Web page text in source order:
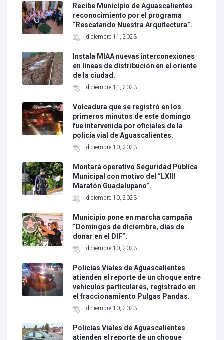
Recibe Municipio de Aguascalientes
reconocimiento por el programa
“Rescatando Nuestra Arquitectura”.
diciembre 11, 2023
Instala MIAA nuevas interconexiones
en líneas de distribución en el oriente
de la ciudad.
diciembre 11, 2023
Volcadura que se registró en los
primeros minutos de este domingo
fue intervenida por oficiales de la
policía vial de Aguascalientes.
diciembre 10, 2023
Montará operativo Seguridad Pública
Municipal con motivo del “LXIII
Maratón Guadalupano”.
diciembre 10, 2023
Municipio pone en marcha campaña
“Domingos de diciembre, días de
donar en el DIF”.
diciembre 10, 2023
Policías Viales de Aguascalientes
atienden el reporte de un choque entre
vehículos particulares, registrado en
el fraccionamiento Pulgas Pandas.
diciembre 10, 2023
Policías Viales de Aguascalientes
atienden el reporte de un choque